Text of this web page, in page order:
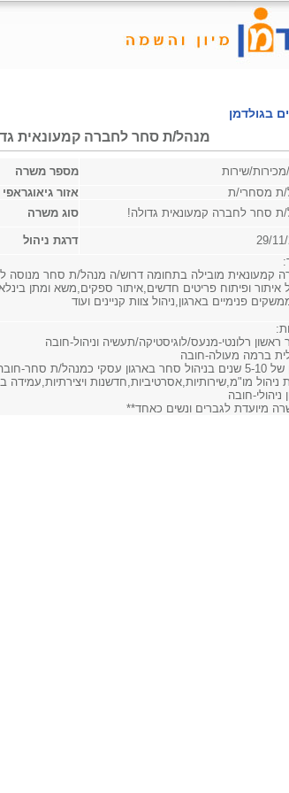
בגולדמן
מנהל/ת סחר לחברה קמעונאית
מכירות/שירות מספר משרה
ת מסחרי/ת אזור גיאוגראפי
ת סחר לחברה קמעונאית גדולה! סוג משרה
29/11/ דרגת ניהול
קמעונאית מובילה בתחומה דרוש/ה מנהל/ת סחר מנוסה
איתור ופיתוח פריטים חדשים,איתור ספקים,משא ומתן
פנימיים בארגון,ניהול צוות קניינים ועוד
ראשון רלונטי-מנעס/לוגיסטיקה/תעשיה וניהול-חובה
ברמה מעולה-חובה
עסקי כמנהל/ת סחר-חובה
ניהול מו"מ,שירותיות,אסרטיביות,חדשנות ויצירתיות,עמידה
ניהולי-חובה
מיועדת לגברים ונשים כאחד**